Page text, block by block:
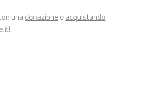
unadonazione o acquistando